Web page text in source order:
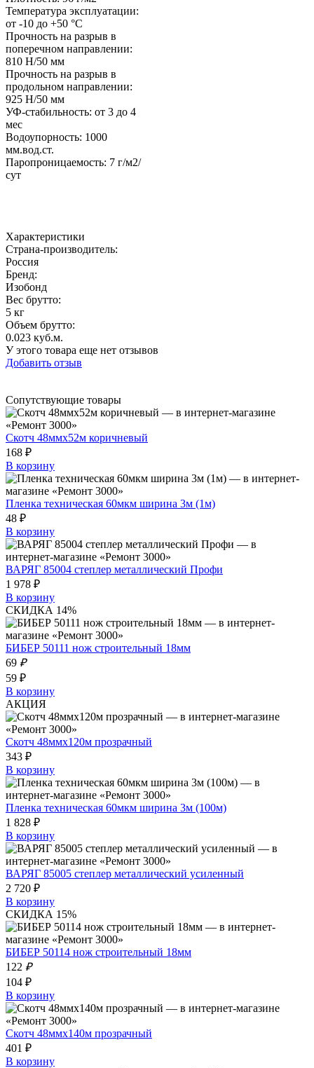
Температура эксплуатации:
от -10 до +50 °C
Прочность на разрыв в
поперечном направлении:
810 Н/50 мм
Прочность на разрыв в
продольном направлении:
925 Н/50 мм
УФ-стабильность: от 3 до 4
мес
Водоупорность: 1000
мм.вод.ст.
Паропроницаемость: 7 г/м2/
сут
Характеристики
Страна-производитель:
Россия
Бренд:
Изобонд
Вес брутто:
5 кг
Объем брутто:
0.023 куб.м.
У этого товара еще нет отзывов
Добавить отзыв
Сопутствующие товары
Скотч 48ммх52м коричневый
168 ₽
В корзину
Пленка техническая 60мкм ширина 3м (1м)
48 ₽
В корзину
ВАРЯГ 85004 степлер металлический Профи
1 978 ₽
В корзину
СКИДКА 14%
БИБЕР 50111 нож строительный 18мм
69 ₽
59 ₽
В корзину
АКЦИЯ
Скотч 48ммх120м прозрачный
343 ₽
В корзину
Пленка техническая 60мкм ширина 3м (100м)
1 828 ₽
В корзину
ВАРЯГ 85005 степлер металлический усиленный
2 720 ₽
В корзину
СКИДКА 15%
БИБЕР 50114 нож строительный 18мм
122 ₽
104 ₽
В корзину
Скотч 48ммх140м прозрачный
401 ₽
В корзину